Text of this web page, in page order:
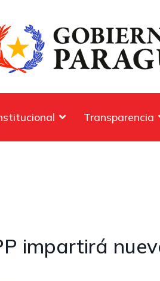
Transparencia
impartirá